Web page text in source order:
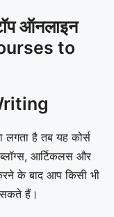
ऑनलाइन
to
है तब यह कोर्स
आर्टिकलस और
के बाद आप किसी भी
सकते हैं।